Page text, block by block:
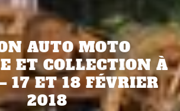
AUTO MOTO
ET COLLECTION À
17 ET 18 FÉVRIER
2018